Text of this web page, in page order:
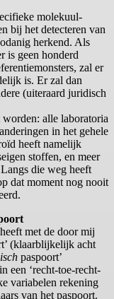
molekuul-
bij het detecteren van
herkend. Als
is geen honderd
zal er
is. Er zal dan
(uiteraard juridisch
alle laboratoria
in het gehele
heeft namelijk
stoffen, en meer
die weg heeft
dat moment nog nooit
met de door mij
(klaarblijkelijk acht
paspoort’
een ‘recht-toe-recht-
variabelen rekening
van het paspoort.